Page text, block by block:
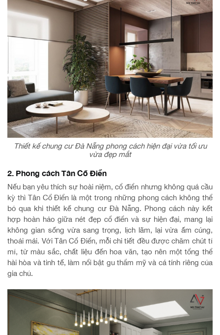
Thiết kế chung cư Đà Nẵng phong cách hiện đại vừa tối ưu
vừa đẹp mắt
2. Phong cách Tân Cổ Điển
Nếu bạn yêu thích sự hoài niệm, cổ điển nhưng không quá cầu
kỳ thì Tân Cổ Điển là một trong những phong cách không thể
bỏ qua khi thiết kế chung cư Đà Nẵng. Phong cách này kết
hợp hoàn hảo giữa nét đẹp cổ điển và sự hiện đại, mang lại
không gian sống vừa sang trọng, lịch lãm, lại vừa ấm cúng,
thoải mái. Với Tân Cổ Điển, mỗi chi tiết đều được chăm chút tỉ
mỉ, từ màu sắc, chất liệu đến hoa văn, tạo nên một tổng thể
hài hòa và tinh tế, làm nổi bật gu thẩm mỹ và cá tính riêng của
gia chủ.